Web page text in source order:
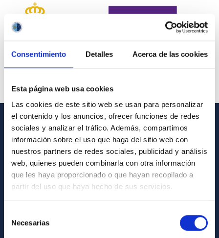
Consentimiento Detalles Acerca de las cookies
Esta página web usa cookies
Las cookies de este sitio web se usan para personalizar
el contenido y los anuncios, ofrecer funciones de redes
sociales y analizar el tráfico. Además, compartimos
información sobre el uso que haga del sitio web con
nuestros partners de redes sociales, publicidad y análisis
web, quienes pueden combinarla con otra información
que les haya proporcionado o que hayan recopilado a
partir del uso que haya hecho de sus servicios.
Necesarias
GENERAL INFORMATION
Contact
How to get to the IAC
List of personnel
Library
General register